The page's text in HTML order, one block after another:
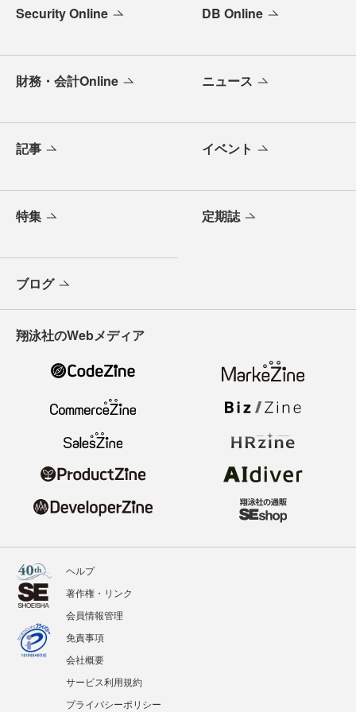
Security Online DB Online
財務・会計Online ニュース
記事 イベント
特集 定期誌
ブログ
翔泳社のWebメディア
ヘルプ
著作権・リンク
会員情報管理
免責事項
会社概要
サービス利用規約
プライバシーポリシー